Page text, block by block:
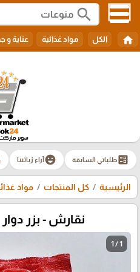
search
home الكل مواد غذائية عناية و
ballotطلباتي السابقة emoji_emotionsآراء زبائننا
الرئيسية كل المنتجات مواد
نقارش - بزر دوار
1 / 1